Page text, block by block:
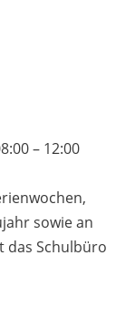
– 12:00
sowie an
das Schulbüro